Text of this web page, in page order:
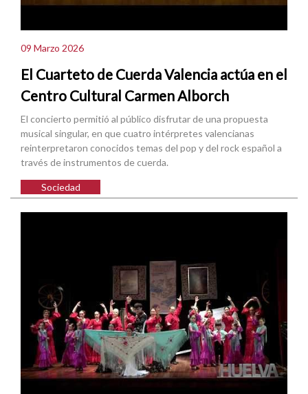
09 Marzo 2026
El Cuarteto de Cuerda Valencia actúa en el
Centro Cultural Carmen Alborch
El concierto permitió al público disfrutar de una propuesta
musical singular, en que cuatro intérpretes valencianas
reinterpretaron conocidos temas del pop y del rock español a
través de instrumentos de cuerda.
Sociedad